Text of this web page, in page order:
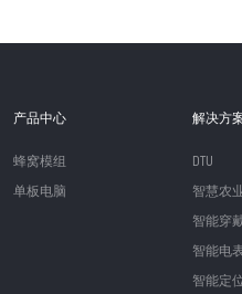
产品中心
蜂窝模组
单板电脑
解决方
DTU
智慧农
智能穿
智能电
智能定